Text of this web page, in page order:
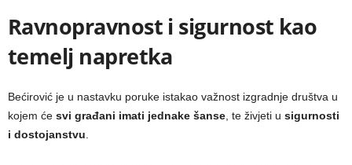
Ravnopravnost i sigurnost kao
temelj napretka
Bećirović je u nastavku poruke istakao važnost izgradnje društva u
kojem će svi građani imati jednake šanse, te živjeti u sigurnosti
i dostojanstvu.